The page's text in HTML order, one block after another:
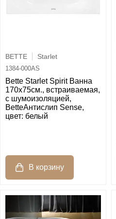
BETTE Starlet
1384-000AS
Bette Starlet Spirit Ванна
170х75см., встраиваемая,
с шумоизоляцией,
BetteАнтислип Sense,
цвет: белый